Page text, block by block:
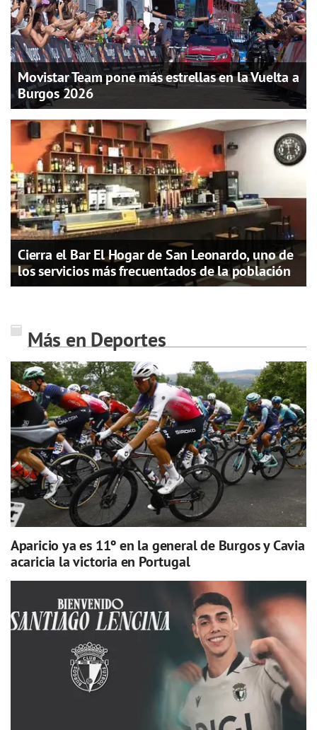
Movistar Team pone más estrellas en la Vuelta a
Burgos 2026
Cierra el Bar El Hogar de San Leonardo, uno de
los servicios más frecuentados de la población
Más en Deportes
Aparicio ya es 11º en la general de Burgos y Cavia
acaricia la victoria en Portugal